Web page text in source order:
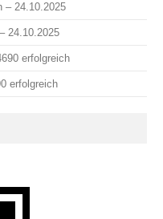
– 24.10.2025
24.10.2025
erfolgreich
erfolgreich